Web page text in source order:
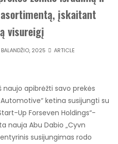
įskaitant
visureigį
2025 ARTICLE
naujo apibrėžti savo prekės
ketina susijungti su
Up Forseven Holdings“-
nauja Abu Dabio „Cyvn
susijungimas rodo